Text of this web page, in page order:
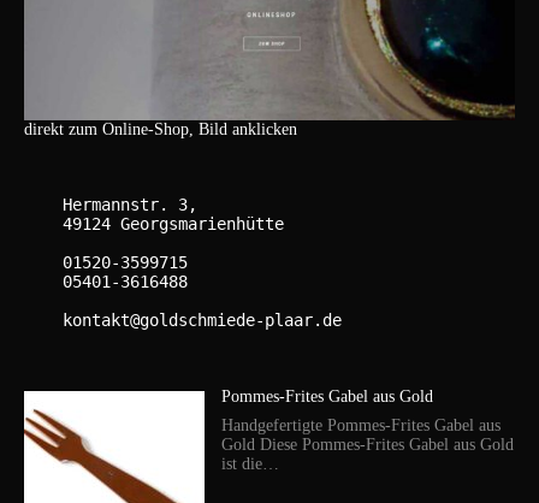
direkt zum Online-Shop, Bild anklicken
Pommes-Frites Gabel aus Gold
Handgefertigte Pommes-Frites Gabel aus
Gold Diese Pommes-Frites Gabel aus Gold
ist die…